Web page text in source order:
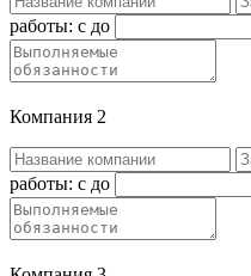
работы: c до
Компания 2
работы: c до